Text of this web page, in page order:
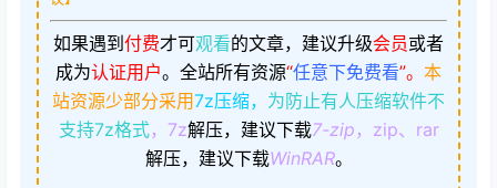
如果遇到 付费才可观看的文章，建议升级会员或者
成为认证用户。 全站所有资源“任意下免费看”。 本
站资源少部分采用7z压缩， 为防止有人压缩软件不
支持7z格式，7z解压，建议下载7-zip ，zip、rar
解压，建议下载WinRAR。